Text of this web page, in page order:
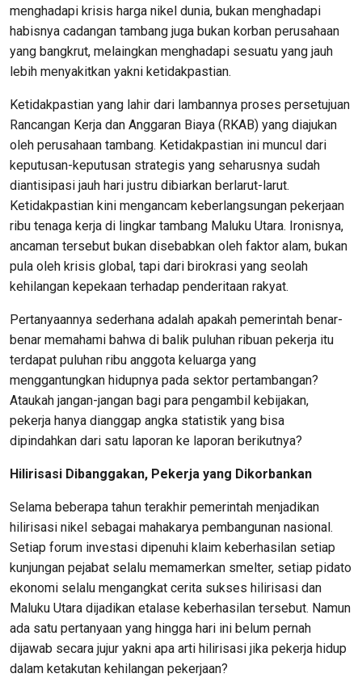
menghadapi krisis harga nikel dunia, bukan menghadapi
habisnya cadangan tambang juga bukan korban perusahaan
yang bangkrut, melaingkan menghadapi sesuatu yang jauh
lebih menyakitkan yakni ketidakpastian.
Ketidakpastian yang lahir dari lambannya proses persetujuan
Rancangan Kerja dan Anggaran Biaya (RKAB) yang diajukan
oleh perusahaan tambang. Ketidakpastian ini muncul dari
keputusan-keputusan strategis yang seharusnya sudah
diantisipasi jauh hari justru dibiarkan berlarut-larut.
Ketidakpastian kini mengancam keberlangsungan pekerjaan
ribu tenaga kerja di lingkar tambang Maluku Utara. Ironisnya,
ancaman tersebut bukan disebabkan oleh faktor alam, bukan
pula oleh krisis global, tapi dari birokrasi yang seolah
kehilangan kepekaan terhadap penderitaan rakyat.
Pertanyaannya sederhana adalah apakah pemerintah benar-
benar memahami bahwa di balik puluhan ribuan pekerja itu
terdapat puluhan ribu anggota keluarga yang
menggantungkan hidupnya pada sektor pertambangan?
Ataukah jangan-jangan bagi para pengambil kebijakan,
pekerja hanya dianggap angka statistik yang bisa
dipindahkan dari satu laporan ke laporan berikutnya?
Hilirisasi Dibanggakan, Pekerja yang Dikorbankan
Selama beberapa tahun terakhir pemerintah menjadikan
hilirisasi nikel sebagai mahakarya pembangunan nasional.
Setiap forum investasi dipenuhi klaim keberhasilan setiap
kunjungan pejabat selalu memamerkan smelter, setiap pidato
ekonomi selalu mengangkat cerita sukses hilirisasi dan
Maluku Utara dijadikan etalase keberhasilan tersebut. Namun
ada satu pertanyaan yang hingga hari ini belum pernah
dijawab secara jujur yakni apa arti hilirisasi jika pekerja hidup
dalam ketakutan kehilangan pekerjaan?